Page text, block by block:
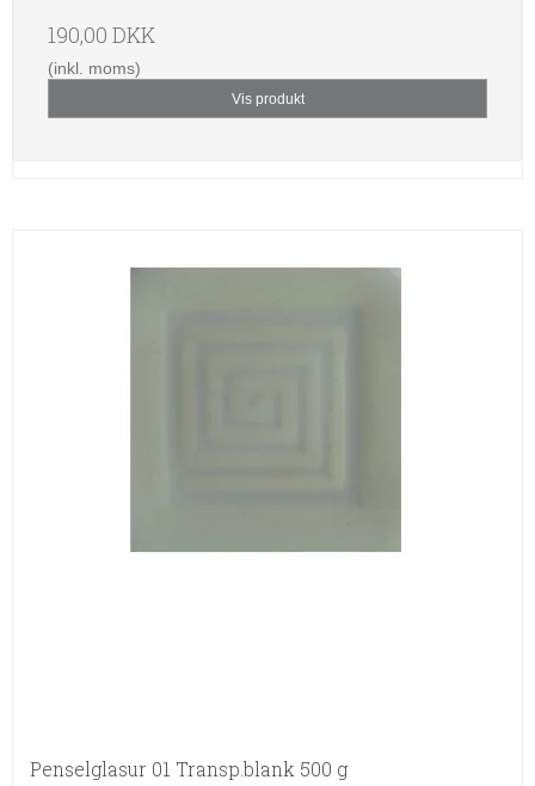
190,00 DKK
(inkl. moms)
Vis produkt
Penselglasur 01 Transp.blank 500 g